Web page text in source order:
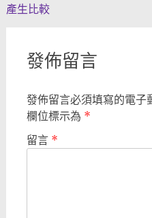
產生比較
發佈留言
發佈留言必須填寫的電子
欄位標示為 *
留言 *